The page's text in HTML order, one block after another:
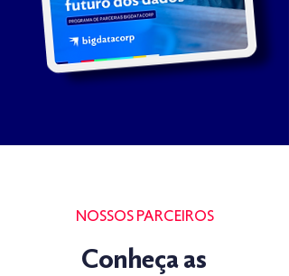
NOSSOS PARCEIROS
Conheça as